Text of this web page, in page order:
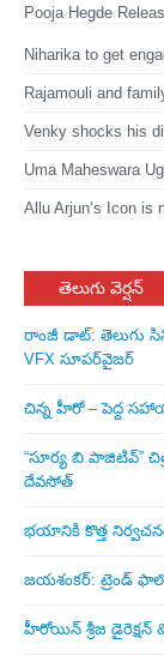
Pooja Hegde
Niharika to get
Rajamouli and
Venky shocks his
Uma Maheswara
Allu Arjun’s Icon is
తెలుగు వెర్షన్
రాంజీ డాట్: తెలుగు
VFX సూపర్‌వైజర్
చిన్న హీరో – పెద్ద
“సూర్య బి పాజిటివ్”
దేవసోత్
భయానికి కొత్త
జయశంకర్: ట్రెండ్‌
హీరోయిన్ శ్రీజ డైరెక్ష‌న్